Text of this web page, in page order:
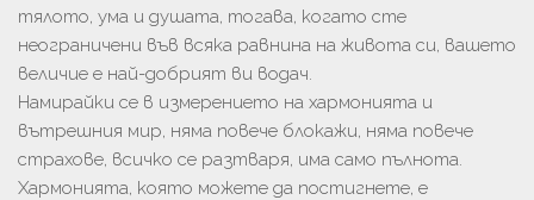
тялото, ума и душата, тогава, когато сте
неограничени във всяка равнина на живота си, вашето
величие е най-добрият ви водач.
Намирайки се в измерението на хармонията и
вътрешния мир, няма повече блокажи, няма повече
страхове, всичко се разтваря, има само пълнота.
Хармонията, която можете да постигнете, е